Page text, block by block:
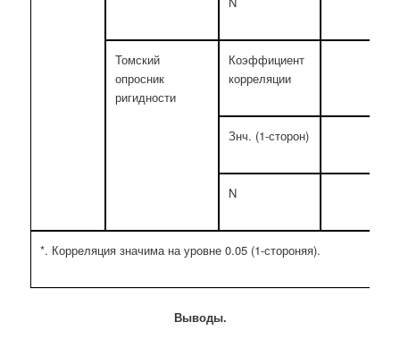
Томский
опросник
ригидности
Коэффициент
корреляции
Знч. (1-сторон)
N
*. Корреляция значима на уровне 0.05 (1-стороняя).
Выводы.